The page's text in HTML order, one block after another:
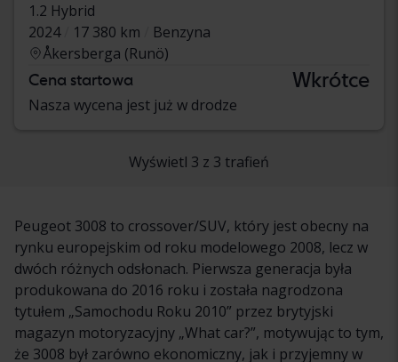
1.2 Hybrid
2024
17 380 km
Benzyna
Åkersberga (Runö)
Cena startowa Wkrótce
Nasza wycena jest już w drodze
Wyświetl 3 z 3 trafień
Peugeot 3008 to crossover/SUV, który jest obecny na
rynku europejskim od roku modelowego 2008, lecz w
dwóch różnych odsłonach. Pierwsza generacja była
produkowana do 2016 roku i została nagrodzona
tytułem „Samochodu Roku 2010” przez brytyjski
magazyn motoryzacyjny „What car?”, motywując to tym,
że 3008 był zarówno ekonomiczny, jak i przyjemny w